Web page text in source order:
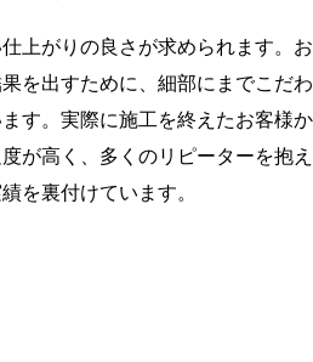
上がりの良さが求められます。お
を出すために、細部にまでこだわ
す。実際に施工を終えたお客様か
が高く、多くのリピーターを抱え
を裏付けています。